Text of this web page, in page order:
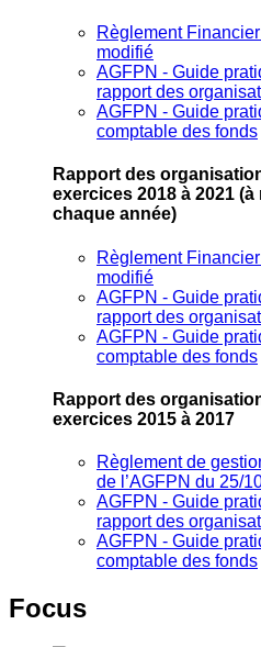
Règlement
modifié
AGFPN ‐ Guide
rapport des
AGFPN ‐ Guide
comptable des fonds
Rapport des
exercices 2018 à 2021 (à
chaque année)
Règlement
modifié
AGFPN ‐ Guide
rapport des
AGFPN ‐ Guide
comptable des fonds
Rapport des
exercices 2015 à 2017
Règlement de
de l’AGFPN du 25/
AGFPN ‐ Guide
rapport des
AGFPN ‐ Guide
comptable des fonds
Focus